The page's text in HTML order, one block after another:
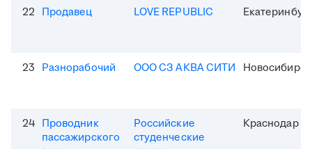
22 Продавец LOVE REPUBLIC
23 Разнорабочий ООО СЗ АКВА СИТИ Новосибирск
24 Проводник
пассажирского
Российские
студенческие
Краснодар